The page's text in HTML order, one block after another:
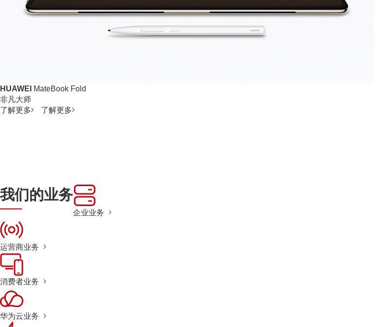
HUAWEI
MateBook Fold
非凡大师
了解更多
了解更多
我们的业务
企业业务
运营商业务
消费者业务
华为云业务